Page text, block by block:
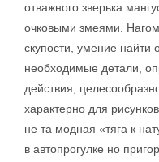
отважного зверька
очковыми змеями.
скупости, умение найти
необходимые детали,
действия,
характерно для
не та модная «тяга к
в автопрогулке но